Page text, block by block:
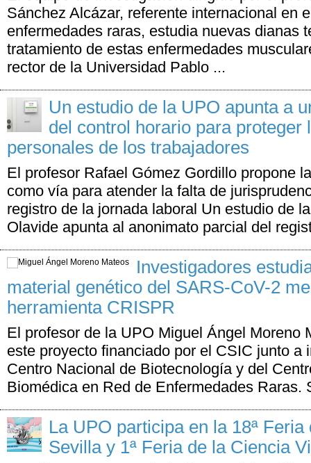
Sánchez Alcázar, referente internacional en
enfermedades raras, estudia nuevas dianas
tratamiento de estas enfermedades
rector de la Universidad Pablo ...
Un estudio de la UPO apunta a
del control horario para proteger
personales de los trabajadores
El profesor Rafael Gómez Gordillo propone
como vía para atender la falta de
registro de la jornada laboral Un estudio de
Olavide apunta al anonimato parcial del
Investigadores
material genético del SARS-CoV-2
herramienta CRISPR
El profesor de la UPO Miguel Ángel Moreno
este proyecto financiado por el CSIC junto a
Centro Nacional de Biotecnología y del
Biomédica en Red de Enfermedades Raras.
La UPO participa en la 18ª
Sevilla y 1ª Feria de la Ciencia